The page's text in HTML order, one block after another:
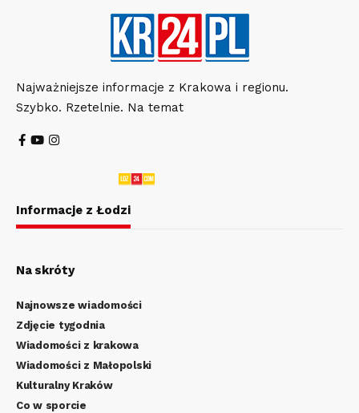
Najważniejsze informacje z Krakowa i regionu.
Szybko. Rzetelnie. Na temat
Informacje z Łodzi
Na skróty
Najnowsze wiadomości
Zdjęcie tygodnia
Wiadomości z krakowa
Wiadomości z Małopolski
Kulturalny Kraków
Co w sporcie